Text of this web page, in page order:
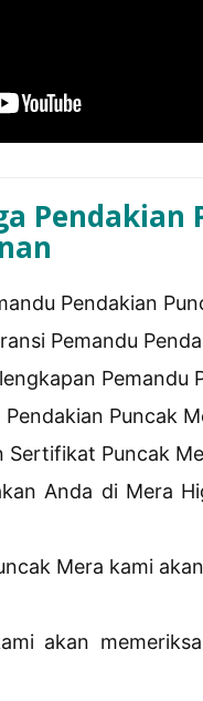
Pendakian
Pendakian
Pemandu
Pemandu
Puncak
Sertifikat Puncak
Anda di Mera
Mera kami
akan